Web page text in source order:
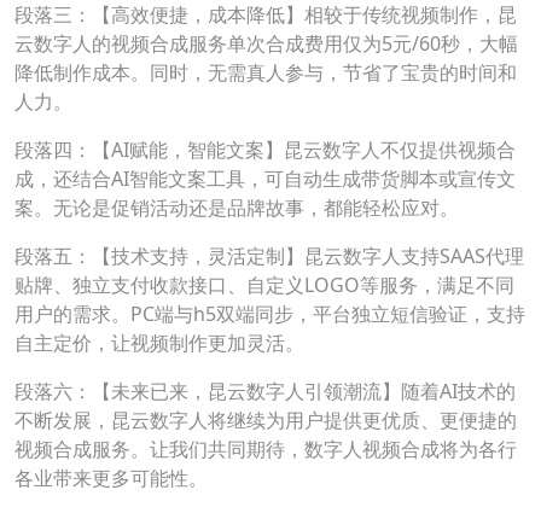
段落三：【高效便捷，成本降低】相较于传统视频制作，昆
云数字人的视频合成服务单次合成费用仅为5元/60秒，大幅
降低制作成本。同时，无需真人参与，节省了宝贵的时间和
人力。
段落四：【AI赋能，智能文案】昆云数字人不仅提供视频合
成，还结合AI智能文案工具，可自动生成带货脚本或宣传文
案。无论是促销活动还是品牌故事，都能轻松应对。
段落五：【技术支持，灵活定制】昆云数字人支持SAAS代理
贴牌、独立支付收款接口、自定义LOGO等服务，满足不同
用户的需求。PC端与h5双端同步，平台独立短信验证，支持
自主定价，让视频制作更加灵活。
段落六：【未来已来，昆云数字人引领潮流】随着AI技术的
不断发展，昆云数字人将继续为用户提供更优质、更便捷的
视频合成服务。让我们共同期待，数字人视频合成将为各行
各业带来更多可能性。